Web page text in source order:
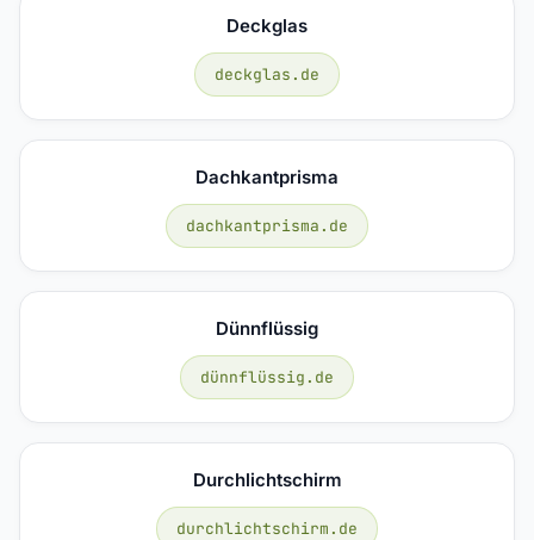
Deckglas
deckglas.de
Dachkantprisma
dachkantprisma.de
Dünnflüssig
dünnflüssig.de
Durchlichtschirm
durchlichtschirm.de